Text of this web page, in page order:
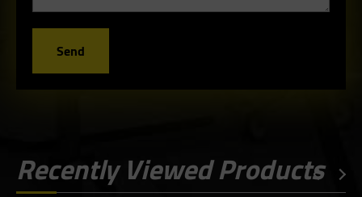
Send
Recently Viewed Products